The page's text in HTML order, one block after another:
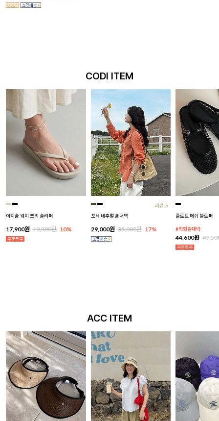
CODI ITEM
이지솔 웨지 쪼리 슬리퍼
17,900원 19,800원 10%
리뷰:5
포레 네추럴 숄더백
29,000원 35,000원 17%
플로트 메쉬 블로퍼
#착화감대박
44,600원
ACC ITEM